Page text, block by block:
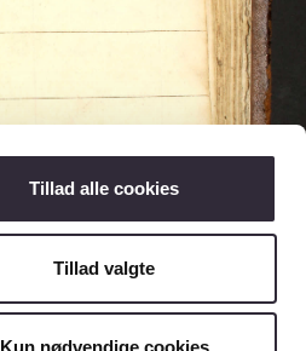
Tillad alle cookies
Tillad valgte
Kun nødvendige cookies